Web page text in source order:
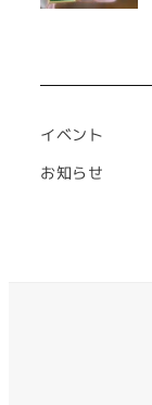
イベント
お知らせ